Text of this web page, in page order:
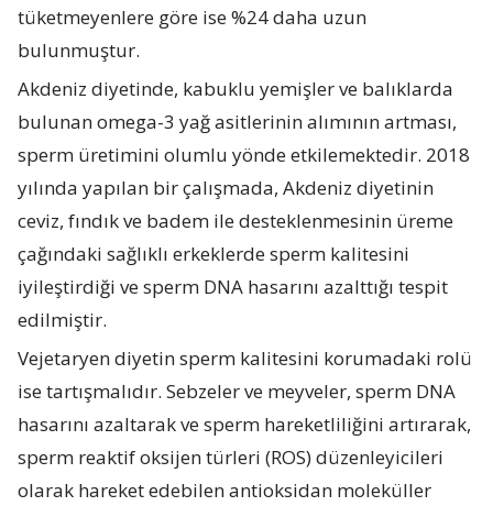
tüketmeyenlere göre ise %24 daha uzun
bulunmuştur.
Akdeniz diyetinde, kabuklu yemişler ve balıklarda
bulunan omega-3 yağ asitlerinin alımının artması,
sperm üretimini olumlu yönde etkilemektedir. 2018
yılında yapılan bir çalışmada, Akdeniz diyetinin
ceviz, fındık ve badem ile desteklenmesinin üreme
çağındaki sağlıklı erkeklerde sperm kalitesini
iyileştirdiği ve sperm DNA hasarını azalttığı tespit
edilmiştir.
Vejetaryen diyetin sperm kalitesini korumadaki rolü
ise tartışmalıdır. Sebzeler ve meyveler, sperm DNA
hasarını azaltarak ve sperm hareketliliğini artırarak,
sperm reaktif oksijen türleri (ROS) düzenleyicileri
olarak hareket edebilen antioksidan moleküller